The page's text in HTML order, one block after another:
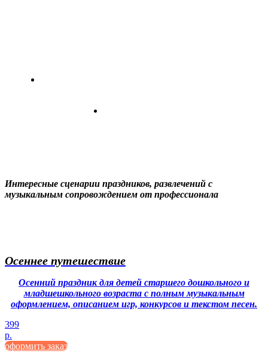
Интересные сценарии праздников, развлечений с
музыкальным сопровождением от профессионала
Осеннее путешествие
Осенний праздник для детей старшего дошкольного и
младшешкольного возраста с полным музыкальным
оформлением, описанием игр, конкурсов и текстом песен.
399
р.
оформить заказ